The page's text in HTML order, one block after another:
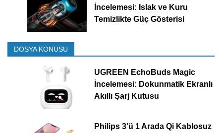
İncelemesi: Islak ve Kuru
Temizlikte Güç Gösterisi
DOSYA KONUSU
UGREEN EchoBuds Magic
İncelemesi: Dokunmatik Ekranlı
Akıllı Şarj Kutusu
Philips 3’ü 1 Arada Qi Kablosuz